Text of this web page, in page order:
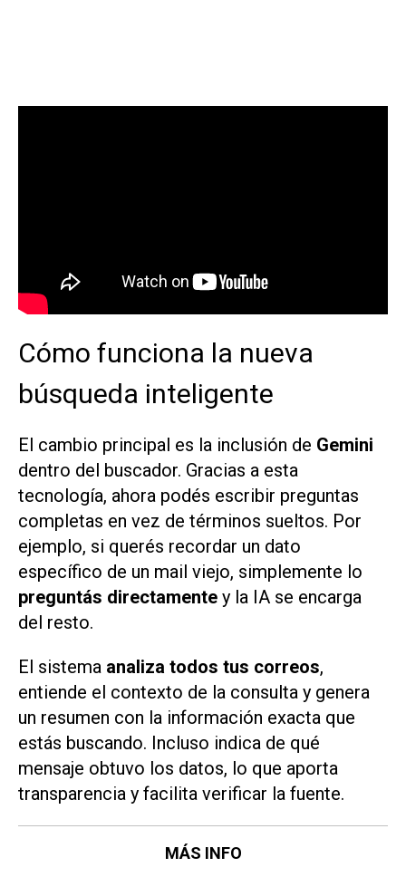
Cómo funciona la nueva
búsqueda inteligente
El cambio principal es la inclusión de Gemini
dentro del buscador. Gracias a esta
tecnología, ahora podés escribir preguntas
completas en vez de términos sueltos. Por
ejemplo, si querés recordar un dato
específico de un mail viejo, simplemente lo
preguntás directamente y la IA se encarga
del resto.
El sistema analiza todos tus correos,
entiende el contexto de la consulta y genera
un resumen con la información exacta que
estás buscando. Incluso indica de qué
mensaje obtuvo los datos, lo que aporta
transparencia y facilita verificar la fuente.
MÁS INFO